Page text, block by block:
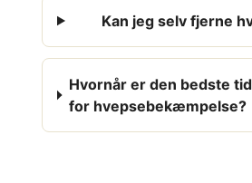
Kan jeg selv fjerne
Hvornår er den bedste
for hvepsebekæmpelse?